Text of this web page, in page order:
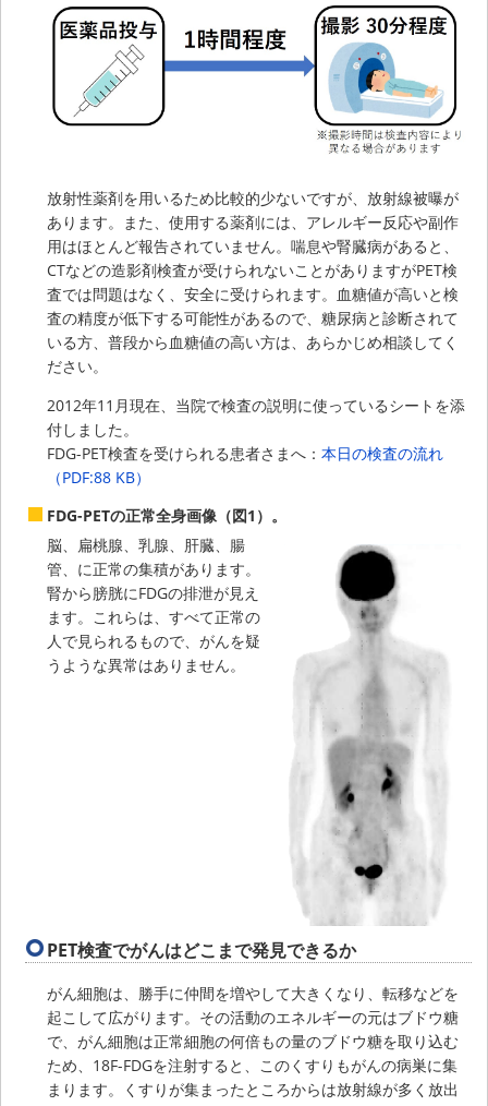
放射性薬剤を用いるため比較的少ないですが、放射線被曝が
あります。また、使用する薬剤には、アレルギー反応や副作
用はほとんど報告されていません。喘息や腎臓病があると、
CTなどの造影剤検査が受けられないことがありますがPET検
査では問題はなく、安全に受けられます。血糖値が高いと検
査の精度が低下する可能性があるので、糖尿病と診断されて
いる方、普段から血糖値の高い方は、あらかじめ相談してく
ださい。
2012年11月現在、当院で検査の説明に使っているシートを添
付しました。
FDG-PET検査を受けられる患者さまへ：本日の検査の流れ
（PDF:88 KB）
FDG-PETの正常全身画像（図1）。
脳、扁桃腺、乳腺、肝臓、腸
管、に正常の集積があります。
腎から膀胱にFDGの排泄が見え
ます。これらは、すべて正常の
人で見られるもので、がんを疑
うような異常はありません。
PET検査でがんはどこまで発見できるか
がん細胞は、勝手に仲間を増やして大きくなり、転移などを
起こして広がります。その活動のエネルギーの元はブドウ糖
で、がん細胞は正常細胞の何倍もの量のブドウ糖を取り込む
ため、18F-FDGを注射すると、このくすりもがんの病巣に集
まります。くすりが集まったところからは放射線が多く放出